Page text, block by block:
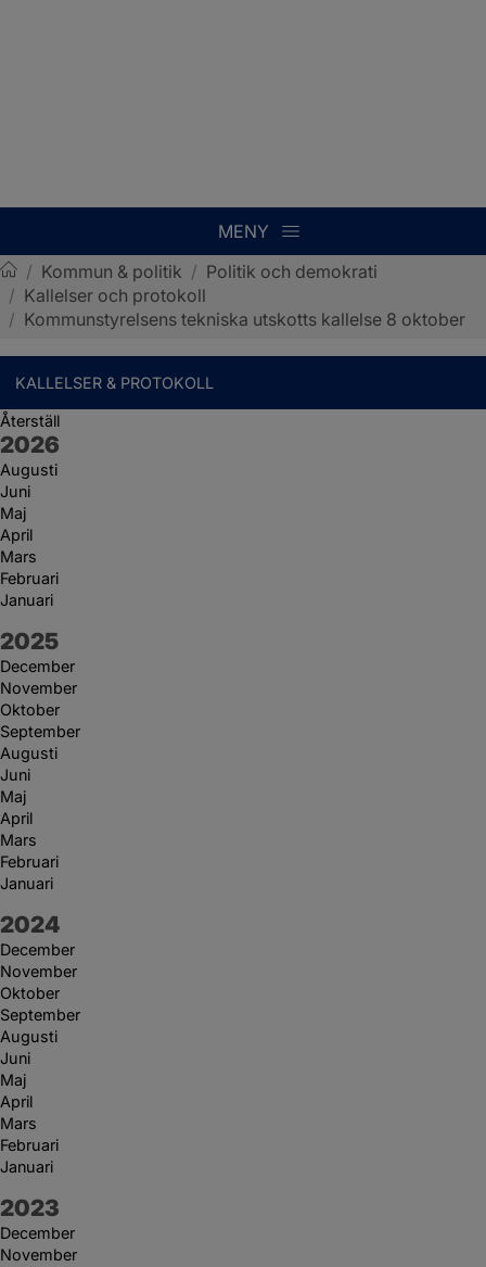
MENY
Sotenäs kommun
/ Kommun & politik / Politik och demokrati
/ Kallelser och protokoll
/ Kommunstyrelsens tekniska utskotts kallelse 8 oktober
KALLELSER & PROTOKOLL
Återställ
År:
2026
Augusti
Juni
Maj
April
Mars
Februari
Januari
År:
2025
December
November
Oktober
September
Augusti
Juni
Maj
April
Mars
Februari
Januari
År:
2024
December
November
Oktober
September
Augusti
Juni
Maj
April
Mars
Februari
Januari
År:
2023
December
November